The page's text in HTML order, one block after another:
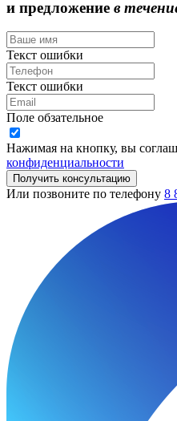
и предложение в
Текст ошибки
Текст ошибки
Поле обзательное
Нажимая на кнопку, вы
конфиденциальности
Получить консультацию
Или позвоните по телефону 8